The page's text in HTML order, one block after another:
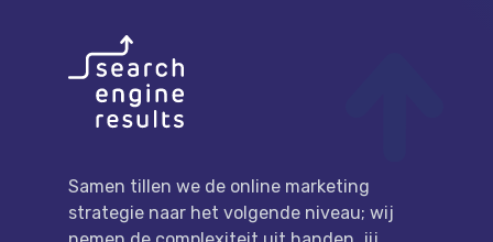
LINK NAAR DE HOMEPAGE
Samen tillen we de online marketing
strategie naar het volgende niveau; wij